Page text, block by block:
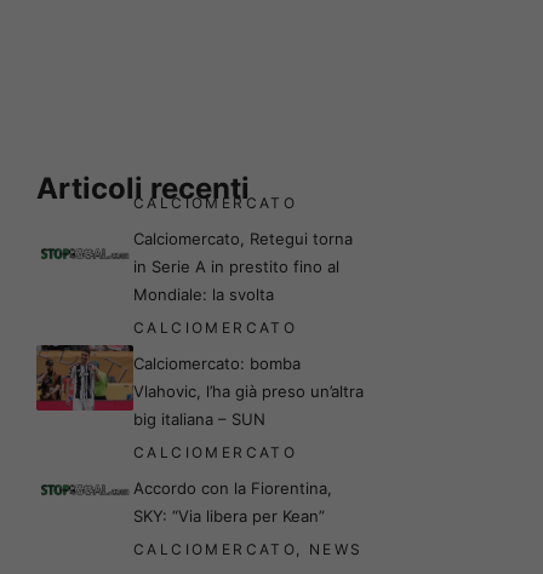
Articoli recenti
CALCIOMERCATO
Calciomercato, Retegui torna
in Serie A in prestito fino al
Mondiale: la svolta
CALCIOMERCATO
Calciomercato: bomba
Vlahovic, l’ha già preso un’altra
big italiana – SUN
CALCIOMERCATO
Accordo con la Fiorentina,
SKY: “Via libera per Kean”
CALCIOMERCATO, NEWS